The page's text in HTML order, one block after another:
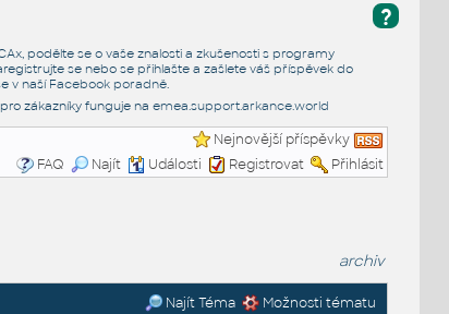
?
podělte se o vaše znalosti a zkušenosti s programy
se nebo se přihlašte a zašlete váš příspěvek do
v naší Facebook poradně.
zákazníky funguje na emea.support.arkance.world
Nejnovější příspěvky
FAQ
Najít Události Registrovat Přihlásit
archiv
Najít Téma Možnosti tématu